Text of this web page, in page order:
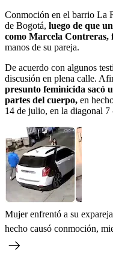
Conmoción en el barrio La
de Bogotá, luego de que
como Marcela Contreras,
manos de su pareja.
De acuerdo con algunos
discusión en plena calle.
presunto feminicida sacó
partes del cuerpo, en
14 de julio, en la diagonal 7
Mujer enfrentó a su
hecho causó conmoción,